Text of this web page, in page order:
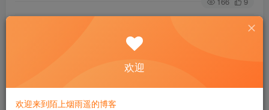
以下原答案2020年撰写，感谢朋友们支持。
1、 本人情况介绍
欢迎
欢迎来到陌上烟雨遥的博客